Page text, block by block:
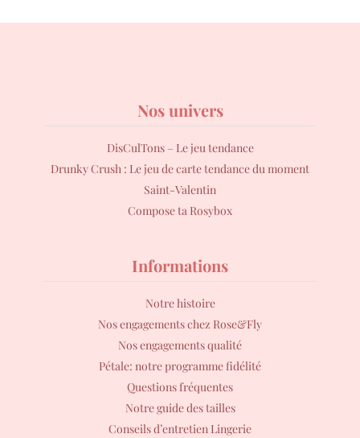
Nos univers
DisCulTons – Le jeu tendance
Drunky Crush : Le jeu de carte tendance du moment
Saint-Valentin
Compose ta Rosybox
Informations
Notre histoire
Nos engagements chez Rose&Fly
Nos engagements qualité
Pétale: notre programme fidélité
Questions fréquentes
Notre guide des tailles
Conseils d’entretien Lingerie